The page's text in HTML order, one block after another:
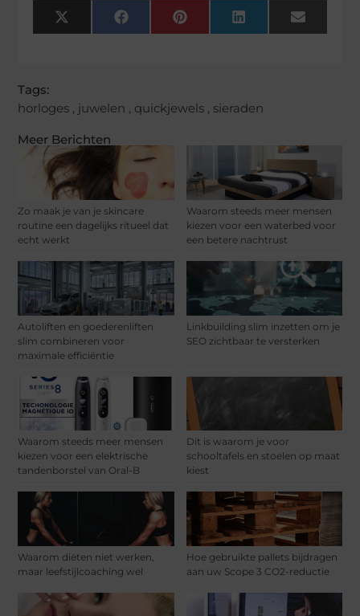
Meer Berichten
Zo maak je van je skincare
routine een dagelijks ritueel dat
echt werkt
Waarom steeds meer mensen
kiezen voor een waterbed voor
een betere nachtrust
Autoliften en goederenliften
slim combineren voor
maximale efficiëntie
Linkbuilding slim inzetten om je
SEO zichtbaar te versterken
Waarom steeds meer mensen
kiezen voor een elektrische
tandenborstel van Oral-B
Dit is waarom je voor
schooltafels en stoelen op maat
kiest
Waarom diëten niet werken,
maar leefstijlcoaching wel
Hoe gebruikte pallets bijdragen
aan uw Scope 3 CO2-reductie
X
(Twitter)
FacebookPinterest LinkedIn Email
Tags:
horloges , juwelen , quickjewels , sieraden